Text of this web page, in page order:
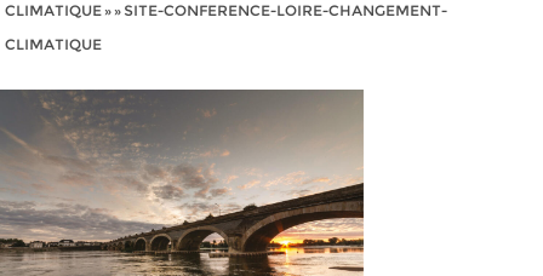
CLIMATIQUE »» SITE-CONFERENCE-LOIRE-CHANGEMENT-
CLIMATIQUE